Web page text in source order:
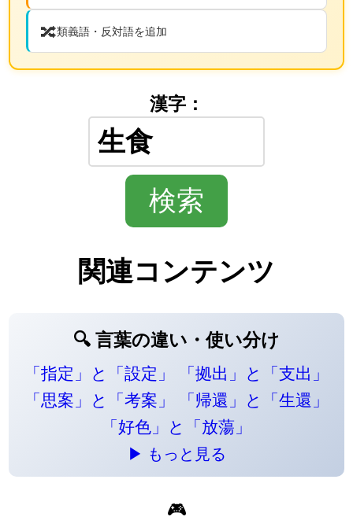
🔀類義語・反対語を追加
漢字：
関連コンテンツ
🔍 言葉の違い・使い分け
「指定」と「設定」
「拠出」と「支出」
「思案」と「考案」
「帰還」と「生還」
「好色」と「放蕩」
▶ もっと見る
🎮